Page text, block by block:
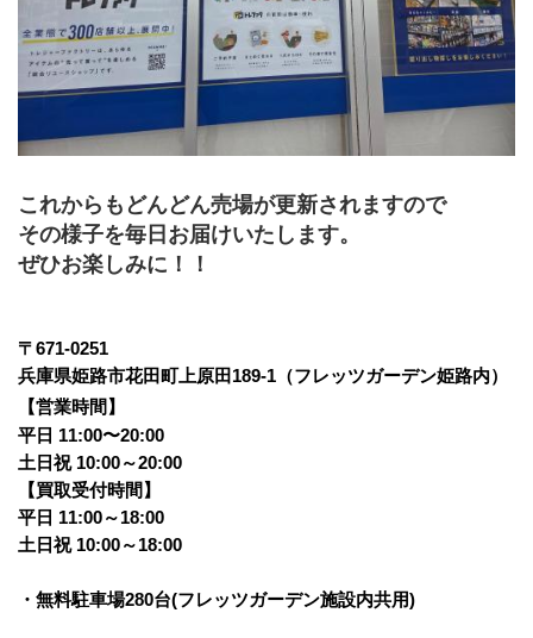
これからもどんどん売場が更新されますので
その様子を毎日お届けいたします。
ぜひお楽しみに！！
〒671-0251
兵庫県姫路市花田町上原田189-1（フレッツガーデン姫路内）
【営業時間】
平日 11:00〜20:00
土日祝 10:00～20:00
【買取受付時間】
平日 11:00～18:00
土日祝 10:00～18:00
・無料駐車場280台(フレッツガーデン施設内共用)